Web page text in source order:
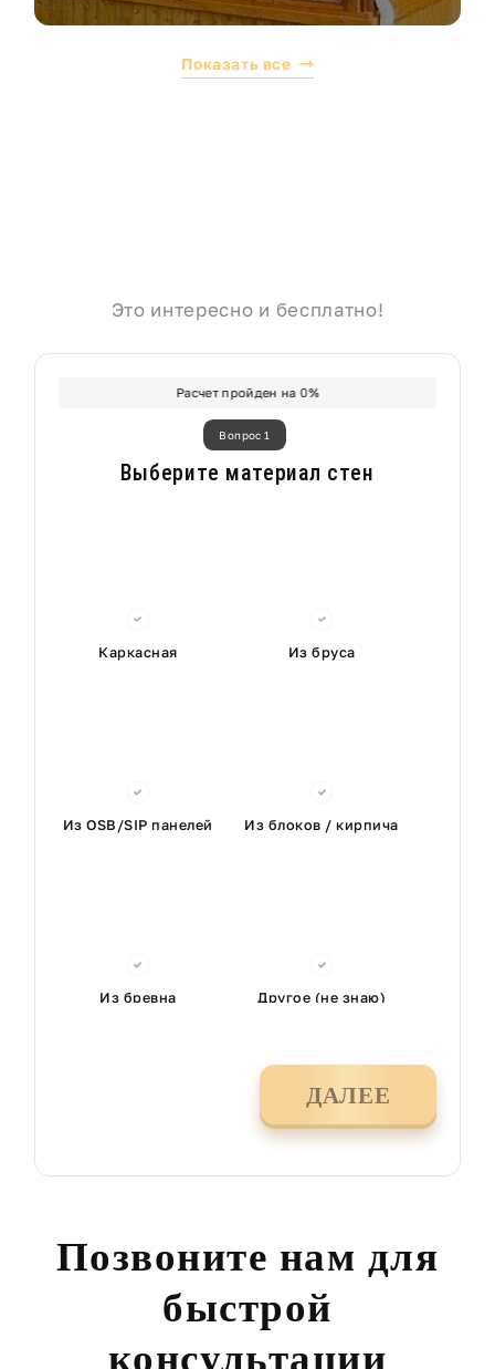
Показать все
Это интересно и бесплатно!
Расчет пройден на0%
Вопрос 1
Выберите материал стен
Каркасная Из бруса
Из OSB/SIP панелей Из блоков / кирпича
Из бревна Другое (не знаю)
ДАЛЕЕ
Позвоните нам для
быстрой
консультации